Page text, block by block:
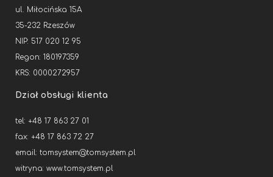
ul. Miłocińska 15A
35-232 Rzeszów
NIP: 517 020 12 95
Regon: 180197359
KRS: 0000272957
Dział obsługi klienta
tel: +48 17 863 27 01
fax: +48 17 863 72 27
email: tomsystem@tomsystem.pl
witryna: www.tomsystem.pl